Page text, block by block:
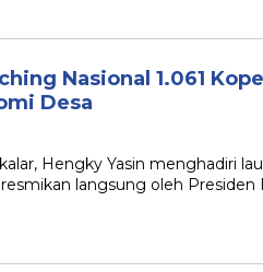
Nasional 1.061
Desa
Hengky Yasin menghadiri
langsung oleh Presiden